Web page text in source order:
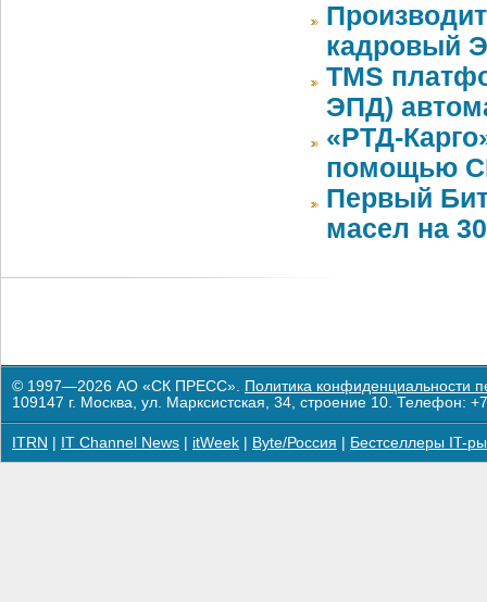
кадровый
TMS
ЭПД)
«РТД-
помощью
Первый
масел на
© 1997—2026 АО «СК ПРЕСС». Политика конфиденциальности
109147 г. Москва, ул. Марксистская, 34, строение 10. Телефон:
ITRN IT Channel News itWeek Byte/Россия Бестселлеры IT-